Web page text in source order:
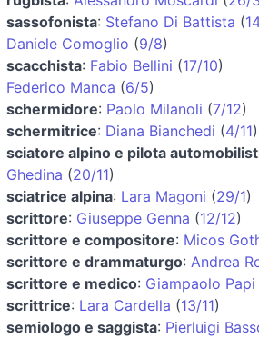
sassofonista: Stefano Di Battista (
Daniele Comoglio (9/8)
scacchista: Fabio Bellini (17/10)
Federico Manca (6/5)
schermidore: Paolo Milanoli (7/12)
schermitrice: Diana Bianchedi (4/11)
sciatore alpino e pilota
Ghedina (20/11)
sciatrice alpina: Lara Magoni (29/1)
scrittore: Giuseppe Genna (12/12)
scrittore e compositore: Micos
scrittore e drammaturgo: Andrea
scrittore e medico: Giampaolo Papi
scrittrice: Lara Cardella (13/11)
semiologo e saggista: Pierluigi